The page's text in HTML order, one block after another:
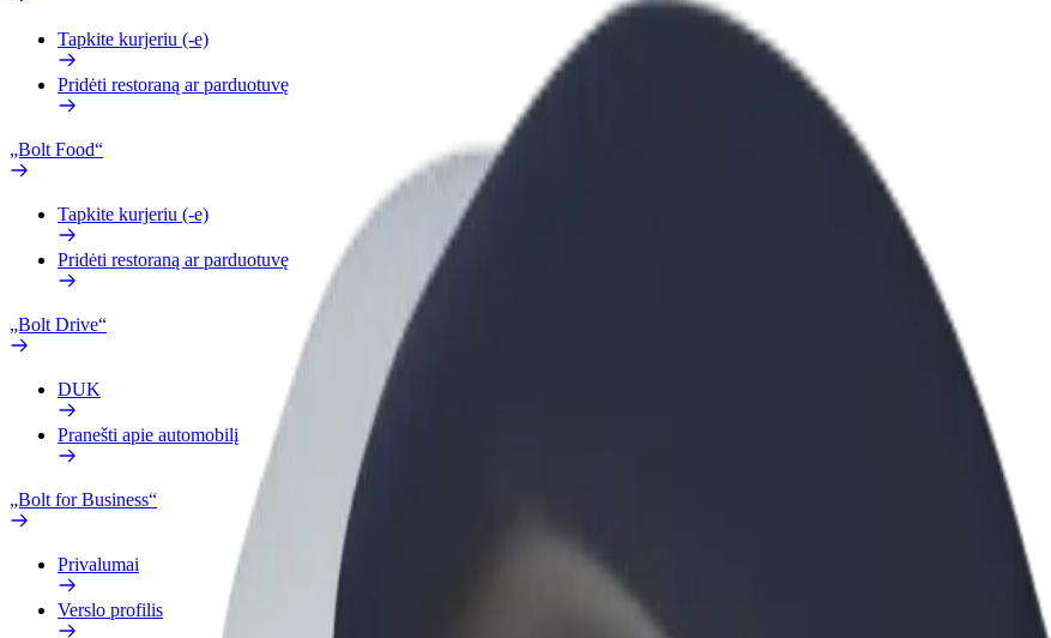
Tapkite kurjeriu (-e)
Pridėti restoraną ar parduotuvę
„Bolt Food“
Tapkite kurjeriu (-e)
Pridėti restoraną ar parduotuvę
„Bolt Drive“
DUK
Pranešti apie automobilį
„Bolt for Business“
Privalumai
Verslo profilis